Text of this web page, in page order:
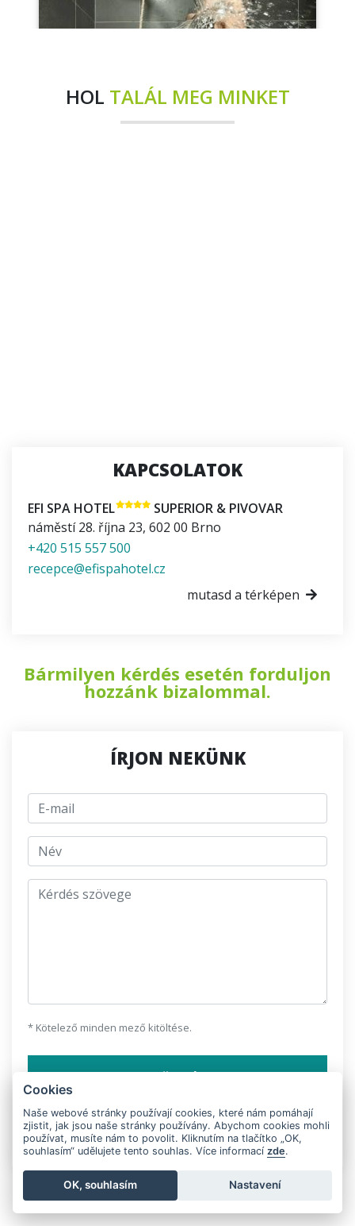
HOL TALÁL MEG MINKET
KAPCSOLATOK
EFI SPA HOTEL
SUPERIOR & PIVOVAR
náměstí 28. října 23, 602 00 Brno
+420 515 557 500
recepce@efispahotel.cz
mutasd a térképen
Bármilyen kérdés esetén forduljon
hozzánk bizalommal.
ÍRJON NEKÜNK
E-mail
jmeno
Kérdés szövege
* Kötelező minden mező kitöltése.
SZOBAFOGLALÁS
Cookies
Naše webové stránky používají cookies, které nám pomáhají
zjistit, jak jsou naše stránky používány. Abychom cookies mohli
používat, musíte nám to povolit. Kliknutím na tlačítko „OK,
souhlasím“ udělujete tento souhlas. Více informací zde.
OK, souhlasím Nastavení